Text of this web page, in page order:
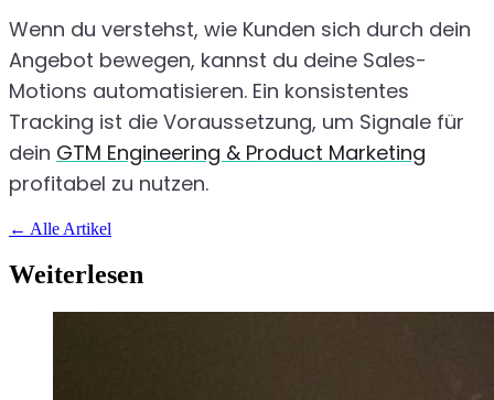
Wenn du verstehst, wie Kunden sich durch dein
Angebot bewegen, kannst du deine Sales-
Motions automatisieren. Ein konsistentes
Tracking ist die Voraussetzung, um Signale für
dein GTM Engineering & Product Marketing
profitabel zu nutzen.
← Alle Artikel
Weiterlesen